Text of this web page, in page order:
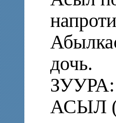
дочь.
ЗУУРА:
АСЫЛ